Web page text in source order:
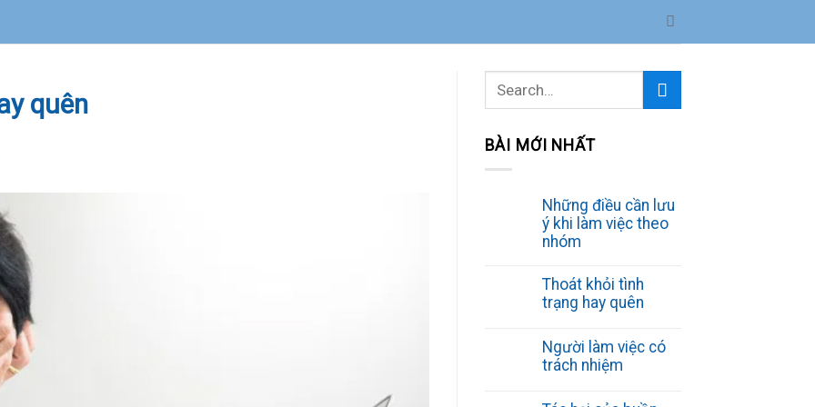
quên
BÀI MỚI NHẤT
Những điều cần lưu
ý khi làm việc theo
nhóm
Thoát khỏi tình
trạng hay quên
Người làm việc có
trách nhiệm